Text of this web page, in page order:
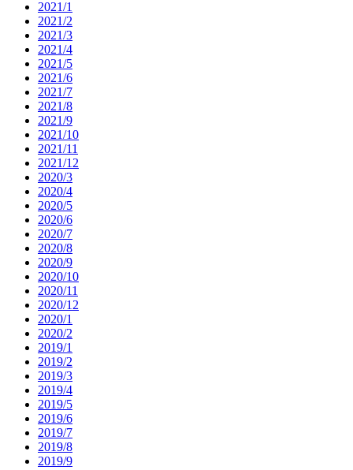
2021/1
2021/2
2021/3
2021/4
2021/5
2021/6
2021/7
2021/8
2021/9
2021/10
2021/11
2021/12
2020/3
2020/4
2020/5
2020/6
2020/7
2020/8
2020/9
2020/10
2020/11
2020/12
2020/1
2020/2
2019/1
2019/2
2019/3
2019/4
2019/5
2019/6
2019/7
2019/8
2019/9